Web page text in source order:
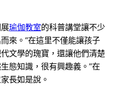
瑜伽教室的科普講堂讓不少
來。“在這里不僅能讓孩子
文學的瑰寶，還讓他們清楚
態知識，很有興趣義。”在
長如是說。